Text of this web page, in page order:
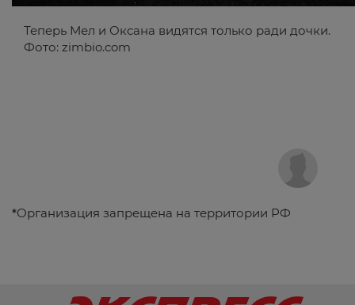
Теперь Мел и Оксана видятся только ради дочки.
Фото: zimbio.com
*Организация запрещена на территории РФ